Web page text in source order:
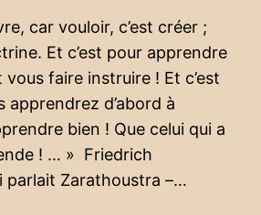
car vouloir, c’est créer ;
Et c’est pour apprendre
vous faire instruire ! Et c’est
apprendrez d’abord à
bien ! Que celui qui a
! … » Friedrich
parlait Zarathoustra –…